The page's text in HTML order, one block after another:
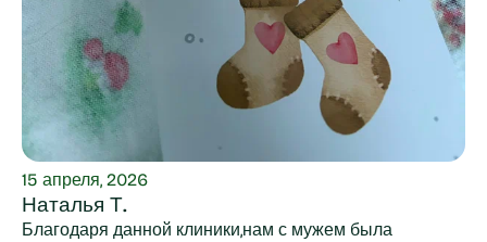
15 апреля, 2026
Наталья Т.
Благодаря данной клиники,нам с мужем была